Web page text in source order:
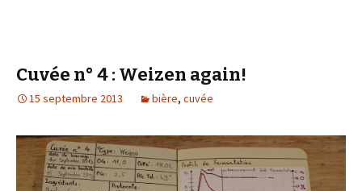
Cuvée n° 4 : Weizen again!
15 septembre 2013 bière, cuvée